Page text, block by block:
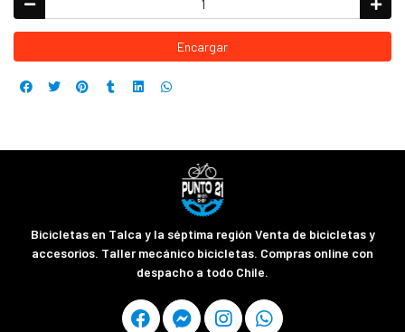
Encargar
Bicicletas en Talca y la séptima región Venta de bicicletas y
accesorios. Taller mecánico bicicletas. Compras online con
despacho a todo Chile.